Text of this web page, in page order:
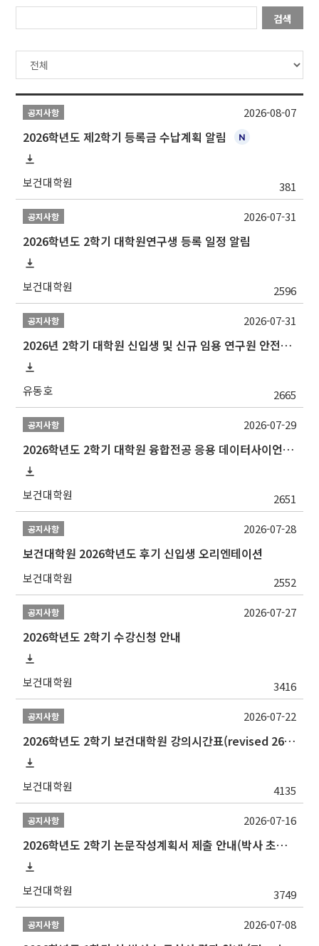
검색
공지사항
2026학년도 제2학기 등록금 수납계획 알림
보건대학원 381
2026-08-07
공지사항
2026학년도 2학기 대학원연구생 등록 일정 알림
보건대학원 2596
2026-07-31
공지사항
2026년 2학기 대학원 신입생 및 신규 임용 연구원 안전환경교육(신규교육) 실시 안내
유동호 2665
2026-07-31
공지사항
2026학년도 2학기 대학원 융합전공 응용 데이터사이언스 선발 계획 알림
보건대학원 2651
2026-07-29
공지사항
보건대학원 2026학년도 후기 신입생 오리엔테이션
보건대학원 2552
2026-07-28
공지사항
2026학년도 2학기 수강신청 안내
보건대학원 3416
2026-07-27
공지사항
2026학년도 2학기 보건대학원 강의시간표(revised 260803)(2026 2nd SEMESTER SNU GSPH TIMETABLE)
보건대학원 4135
2026-07-22
공지사항
2026학년도 2학기 논문작성계획서 제출 안내(박사 초심 일정 포함)_Thesis Proposal
보건대학원 3749
2026-07-16
공지사항 2026-07-08